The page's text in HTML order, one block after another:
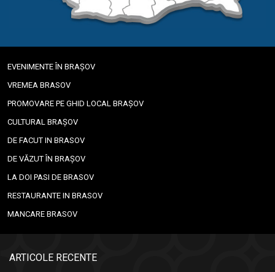
EVENIMENTE ÎN BRAȘOV
VREMEA BRASOV
PROMOVARE PE GHID LOCAL BRAȘOV
CULTURAL BRAȘOV
DE FACUT IN BRASOV
DE VĂZUT ÎN BRAȘOV
LA DOI PASI DE BRASOV
RESTAURANTE IN BRASOV
MANCARE BRASOV
ARTICOLE RECENTE